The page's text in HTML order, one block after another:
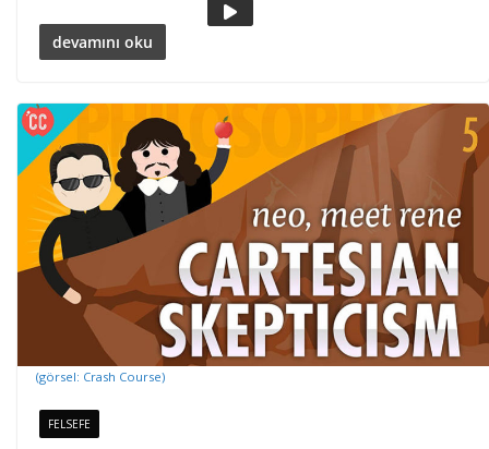
devamını oku
(görsel: Crash Course)
FELSEFE